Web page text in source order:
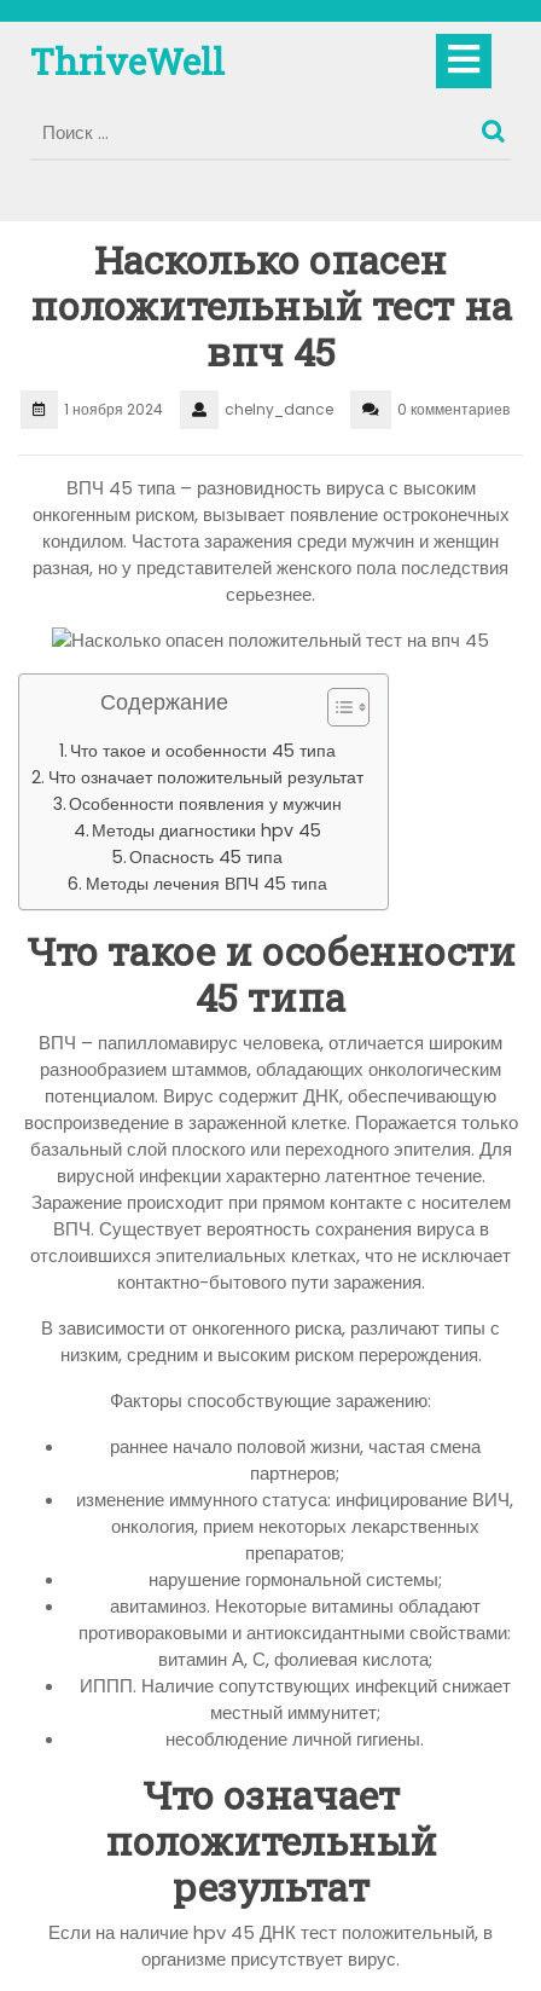
содержимому
ThriveWell
Насколько опасен
положительный тест на
впч 45
1 ноября 2024 chelny_dance 0 комментариев
ВПЧ 45 типа – разновидность вируса с высоким
онкогенным риском, вызывает появление остроконечных
кондилом. Частота заражения среди мужчин и женщин
разная, но у представителей женского пола последствия
серьезнее.
Содержание
Что такое и особенности 45 типа
Что означает положительный результат
Особенности появления у мужчин
Методы диагностики hpv 45
Опасность 45 типа
Методы лечения ВПЧ 45 типа
Что такое и особенности
45 типа
ВПЧ – папилломавирус человека, отличается широким
разнообразием штаммов, обладающих онкологическим
потенциалом. Вирус содержит ДНК, обеспечивающую
воспроизведение в зараженной клетке. Поражается только
базальный слой плоского или переходного эпителия. Для
вирусной инфекции характерно латентное течение.
Заражение происходит при прямом контакте с носителем
ВПЧ. Существует вероятность сохранения вируса в
отслоившихся эпителиальных клетках, что не исключает
контактно-бытового пути заражения.
В зависимости от онкогенного риска, различают типы с
низким, средним и высоким риском перерождения.
Факторы способствующие заражению:
раннее начало половой жизни, частая смена
партнеров;
изменение иммунного статуса: инфицирование ВИЧ,
онкология, прием некоторых лекарственных
препаратов;
нарушение гормональной системы;
авитаминоз. Некоторые витамины обладают
противораковыми и антиоксидантными свойствами:
витамин А, С, фолиевая кислота;
ИППП. Наличие сопутствующих инфекций снижает
местный иммунитет;
несоблюдение личной гигиены.
Что означает
положительный
результат
Если на наличие hpv 45 ДНК тест положительный, в
организме присутствует вирус.